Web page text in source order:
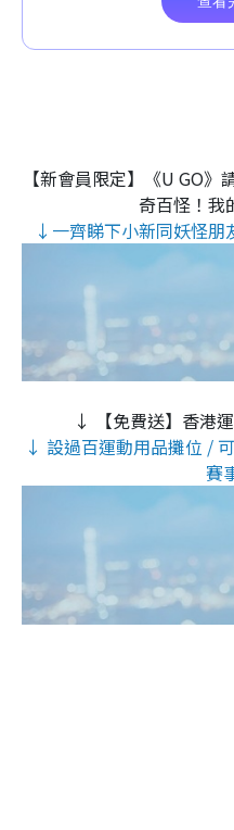
【新會員限定】《U GO
奇百怪！我
↓一齊睇下小新同妖怪朋
↓ 【免費送】香港
↓ 設過百運動用品攤位 /
賽